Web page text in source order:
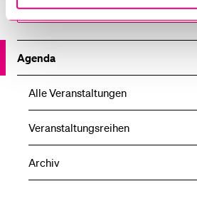
Agenda
Alle Veranstaltungen
Veranstaltungsreihen
Archiv
Professur für Theologische Ethik